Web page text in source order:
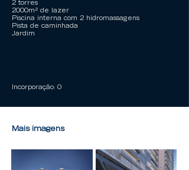
2 torres
2000m² de lazer
Piscina interna com 2 hidromassagens
Pista de caminhada
Jardim
Incorporação: 0
Mais imagens